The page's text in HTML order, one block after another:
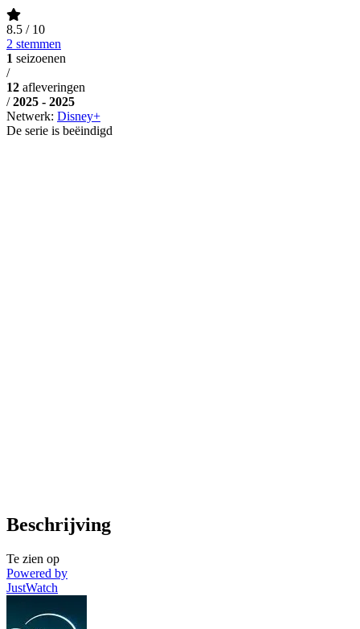
8.5 / 10
2 stemmen
1 seizoenen
/
12 afleveringen
/ 2025 - 2025
Netwerk: Disney+
De serie is beëindigd
Beschrijving
Te zien op
Powered by
JustWatch